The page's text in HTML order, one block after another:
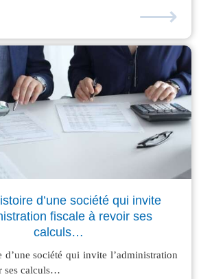
⟶
d’une société qui invite
fiscale à revoir ses
calculs…
d’une société qui invite l’administration
ses calculs…